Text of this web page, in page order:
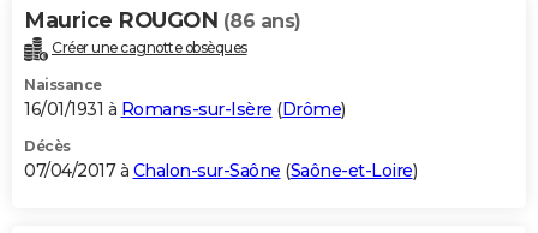
Maurice ROUGON (86 ans)
Créer une cagnotte obsèques
Naissance
16/01/1931 à Romans-sur-Isère (Drôme)
Décès
07/04/2017 à Chalon-sur-Saône (Saône-et-Loire)